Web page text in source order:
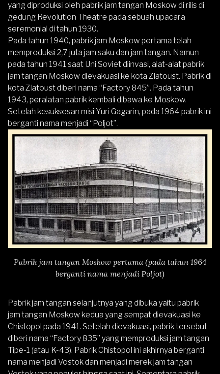
yang diproduksi oleh pabrik jam tangan Moskow di rilis di
gedung Revolution Theatre pada sebuah upacara
seremonial di tahun 1930.
Pada tahun 1940, pabrik jam Moskow pertama telah
memproduksi 2,7 juta jam saku dan jam tangan. Namun
pada tahun 1941 saat Uni Soviet diinvasi, alat-alat pabrik
jam tangan Moskow dievakuasi ke kota Zlatoust. Pabrik di
kota Zlatoust diberi nama “Factory 845”. Pada tahun
1943, peralatan pabrik kembali dibawa ke Moskow.
Setelah kesuksesan misi Yuri Gagarin, pada 1964 pabrik ini
berganti nama menjadi “Poljot”.
Pabrik jam tangan Moskow pertama (pada tahun 1964
berganti nama menjadi Poljot)
Pabrik jam tangan selanjutnya yang dibuka yaitu pabrik
jam tangan Moskow kedua yang sempat dievakuasi ke
Chistopol pada 1941. Setelah dievakuasi, pabrik tersebut
diberi nama “Factory 835” yang memproduksi jam tangan
Tipe-1 (atau K-43). Pabrik Chistopol ini akhirnya berganti
nama menjadi Vostok dan menjadi merek jam tangan